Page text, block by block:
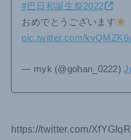
#巴日和誕生祭2022
おめでとうございます
pic.twitter.com/
— myk (@gohan_0222)
https://twitter.com/